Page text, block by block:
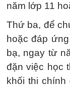
năm lớp 11
Thứ ba, để
hoặc đáp
bạ, ngay từ
đặn việc học
khối thi